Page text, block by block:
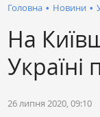
Головна • Новини •
На
26 липня 2020, 09:10